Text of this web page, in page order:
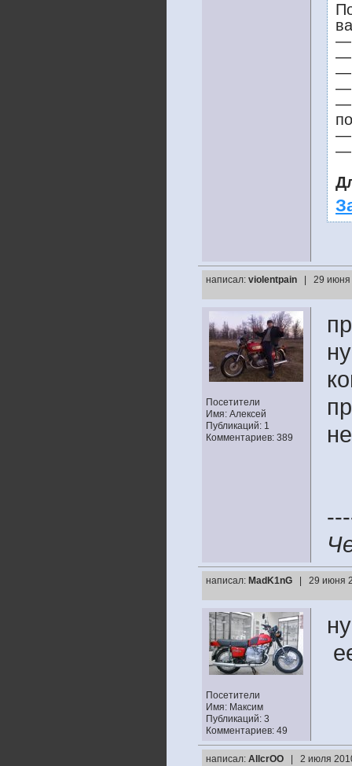
—
—
—
—
—
—
—
написал: violentpain | 29
Посетители
Имя: Алексей
Публикаций: 1
Комментариев: 389
написал: MadK1nG | 29 июня
Посетители
Имя: Максим
Публикаций: 3
Комментариев: 49
написал: AllcrOO | 2 июля